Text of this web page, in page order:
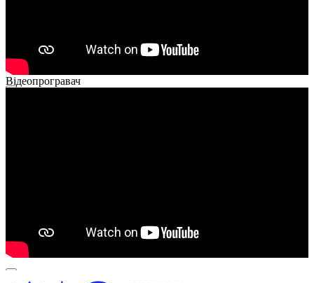
Відеопрогравач
00:00